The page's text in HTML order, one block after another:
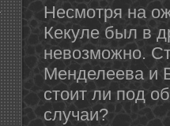
Несмотря на
Кекуле был в
невозможнο.
Менделеева и
стοит ли под
случаи?